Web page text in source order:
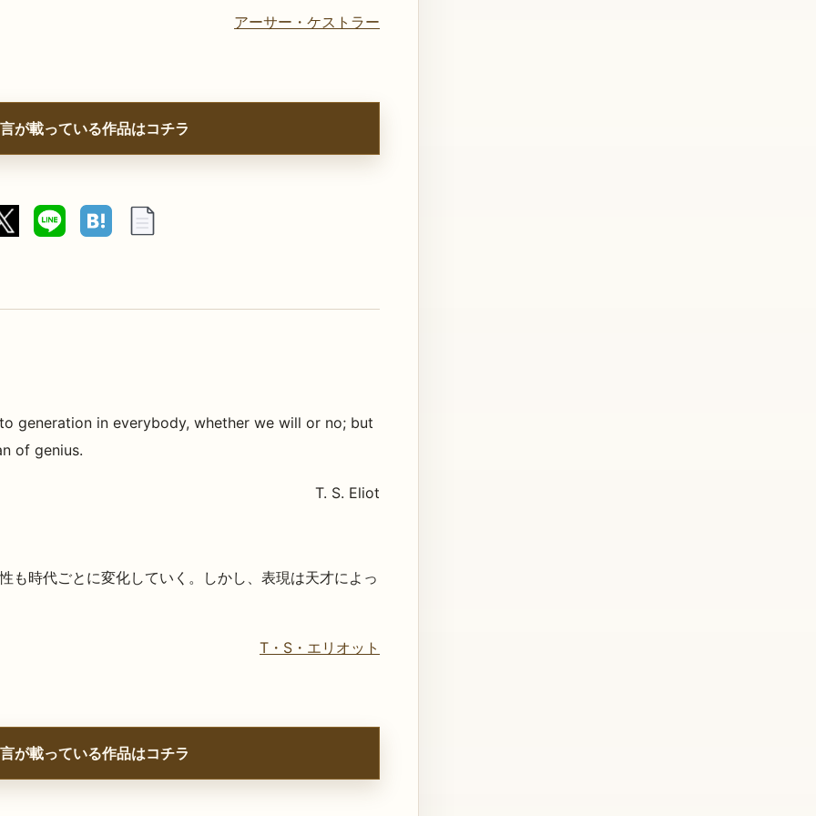
アーサー・ケストラー
が載っている作品はコチラ
generation in everybody, whether we will or no; but
of genius.
T. S. Eliot
も時代ごとに変化していく。しかし、表現は天才によっ
T・S・エリオット
が載っている作品はコチラ